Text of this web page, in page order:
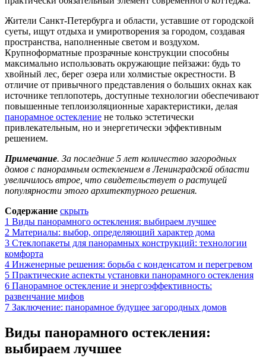
Жители Санкт-Петербурга и области, уставшие от городской
суеты, ищут отдыха и умиротворения за городом, создавая
пространства, наполненные светом и воздухом.
Крупноформатные прозрачные конструкции способны
максимально использовать окружающие пейзажи: будь то
хвойный лес, берег озера или холмистые окрестности. В
отличие от привычного представления о больших окнах как
источнике теплопотерь, доступные технологии обеспечивают
повышенные теплоизоляционные характеристики, делая
панорамное остекление не только эстетически
привлекательным, но и энергетически эффективным
решением.
Примечание. За последние 5 лет количество загородных
домов с панорамным остеклением в Ленинградской области
увеличилось втрое, что свидетельствует о растущей
популярности этого архитектурного решения.
Содержание скрыть
1 Виды панорамного остекления: выбираем лучшее
2 Материалы: выбор, определяющий характер дома
3 Стеклопакеты для панорамных конструкций: технологии
комфорта
4 Инженерные решения: борьба с конденсатом и перегревом
5 Практические аспекты установки панорамного остекления
6 Панорамное остекление и энергоэффективность:
развенчание мифов
7 Заключение: панорамное будущее загородных домов
Виды панорамного остекления:
выбираем лучшее